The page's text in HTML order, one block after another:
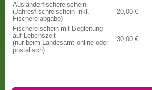
Ausländerfischereischein
(Jahresfischreischein inkl.
Fischereiabgabe)
20,00 €
Fischereischein mit Begleitung
auf Lebenszeit
(nur beim Landesamt online oder
postalisch)
30,00 €